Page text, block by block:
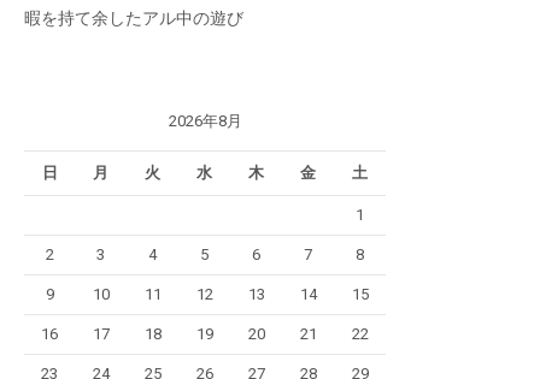
暇を持て余したアル中の遊び
2026年8月
日 月 火 水 木 金 土
1
2 3 4 5 6 7 8
9 10 11 12 13 14 15
16 17 18 19 20 21 22
23 24 25 26 27 28 29